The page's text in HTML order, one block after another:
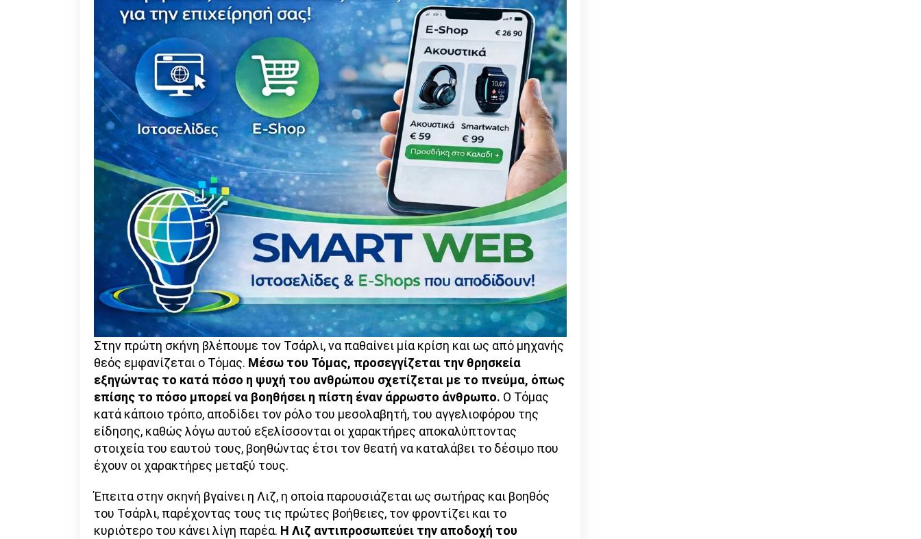
Στην πρώτη σκήνη βλέπουμε τον Τσάρλι, να παθαίνει μία κρίση και ως από μηχανής
θεός εμφανίζεται ο Τόμας. Μέσω του Τόμας, προσεγγίζεται την θρησκεία
εξηγώντας το κατά πόσο η ψυχή του ανθρώπου σχετίζεται με το πνεύμα, όπως
επίσης το πόσο μπορεί να βοηθήσει η πίστη έναν άρρωστο άνθρωπο. Ο Τόμας
κατά κάποιο τρόπο, αποδίδει τον ρόλο του μεσολαβητή, του αγγελιοφόρου της
είδησης, καθώς λόγω αυτού εξελίσσονται οι χαρακτήρες αποκαλύπτοντας
στοιχεία του εαυτού τους, βοηθώντας έτσι τον θεατή να καταλάβει το δέσιμο που
έχουν οι χαρακτήρες μεταξύ τους.
Έπειτα στην σκηνή βγαίνει η Λιζ, η οποία παρουσιάζεται ως σωτήρας και βοηθός
του Τσάρλι, παρέχοντας τους τις πρώτες βοήθειες, τον φροντίζει και το
κυριότερο του κάνει λίγη παρέα. Η Λιζ αντιπροσωπεύει την αποδοχή του